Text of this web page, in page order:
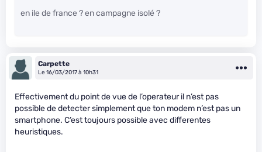
en ile de france ? en campagne isolé ?
Carpette
Le 16/03/2017 à 10h31
Effectivement du point de vue de l’operateur il n’est pas
possible de detecter simplement que ton modem n’est pas un
smartphone. C’est toujours possible avec differentes
heuristiques.